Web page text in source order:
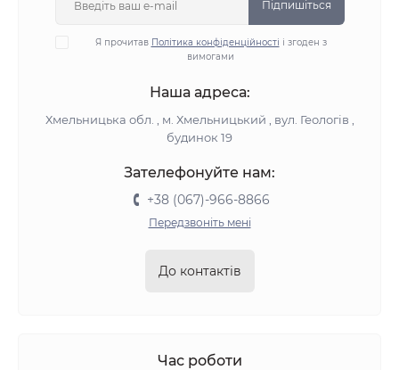
Підпишіться
Я прочитав Політика конфіденційності і згоден з
вимогами
Наша адреса:
Хмельницька обл. , м. Хмельницький , вул. Геологів ,
будинок 19
Зателефонуйте нам:
+38 (067)-966-8866
Передзвоніть мені
До контактів
Час роботи